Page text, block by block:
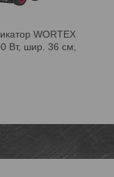
WORTEX
Вт, шир. 36 см,